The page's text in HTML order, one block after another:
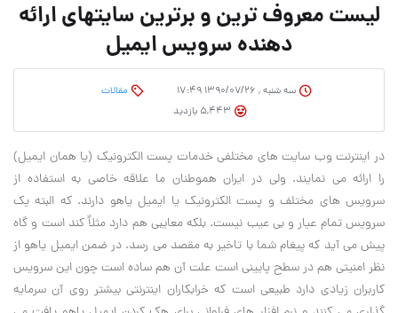
لیست معروف ترین و برترین سایتهای ارائه
دهنده سرویس ایمیل
سه شنبه , ۱۳۹۰/۰۷/۲۶ ۱۷:۴۹
مقالات
در اینترنت وب سایت های مختلفی خدمات پست الکترونیک (یا همان ایمیل)
را ارائه می نمایند. ولی در ایران هموطنان ما علاقه خاصی به استفاده از
سرویس های مختلف و پست الکترونیک یا ایمیل یاهو دارند. که البته یک
سرویس تمام عیار و بی عیب نیست. بلکه معایبی هم دارد مثلاٌ کند است و گاه
پیش می آید که پیغام شما با تاخیر به مقصد می رسد. در ضمن ایمیل یاهو از
نظر امنیتی هم در سطح پایینی است علت آن هم ساده است چون این سرویس
کاربران زیادی دارد طبیعی است که خرابکاران اینترنتی بیشتر روی آن سرمایه